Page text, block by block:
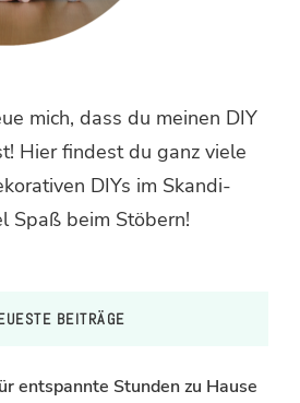
mich, dass du meinen DIY
Hier findest du ganz viele
DIYs im Skandi-
Spaß beim Stöbern!
BEITRÄGE
entspannte Stunden zu Hause